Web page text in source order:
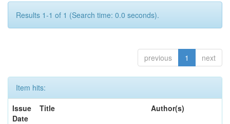
Results 1-1 of 1 (Search time: 0.0 seconds).
previous 1 next
Item hits:
Issue
Date
Title Author(s)